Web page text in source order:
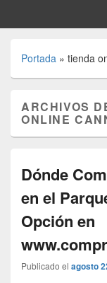
Portada » tienda
ARCHIVOS
ONLINE
Dónde
en el
Opción en
Publicado el agosto